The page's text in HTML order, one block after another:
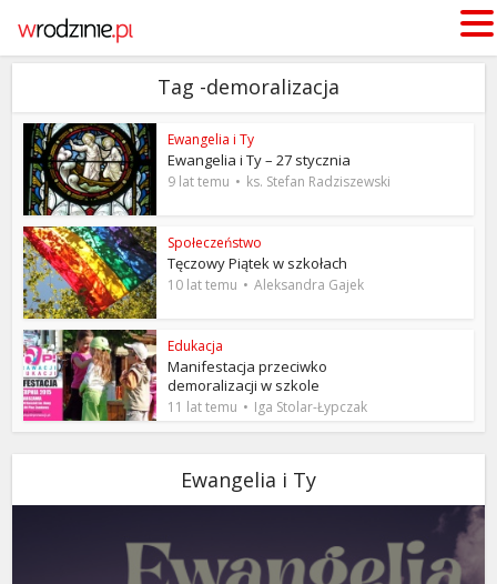
Tag -demoralizacja
Ewangelia i Ty
Ewangelia i Ty – 27 stycznia
9 lat temu ks. Stefan Radziszewski
Społeczeństwo
Tęczowy Piątek w szkołach
10 lat temu Aleksandra Gajek
Edukacja
Manifestacja przeciwko
demoralizacji w szkole
11 lat temu Iga Stolar-Łypczak
Ewangelia i Ty